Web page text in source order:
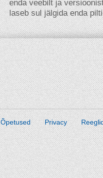
enda veebilt ja
laseb sul jälgida enda
Õpetused Privacy